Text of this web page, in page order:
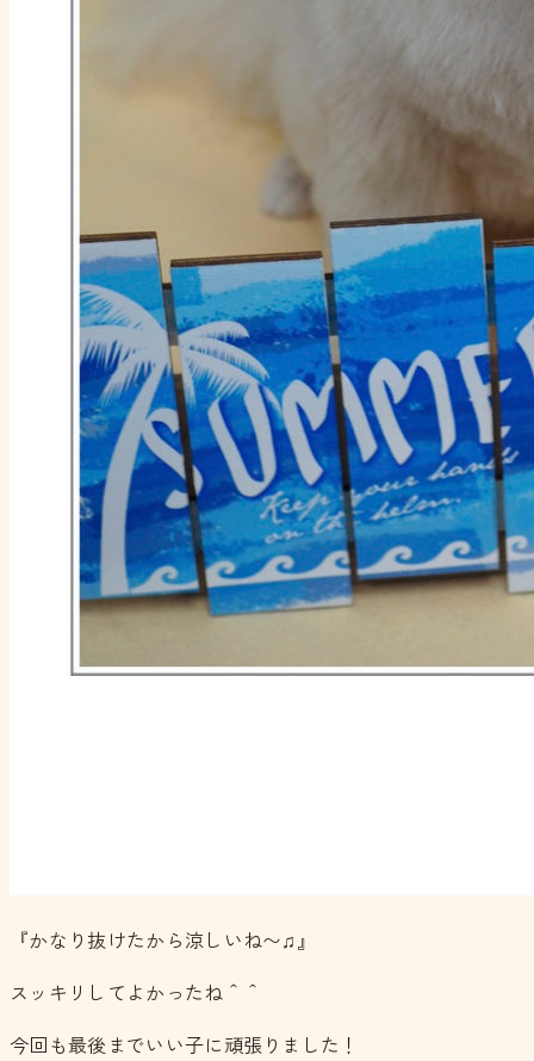
『かなり抜けたから涼しいね〜♫』
スッキリしてよかったね＾＾
今回も最後までいい子に頑張りました！